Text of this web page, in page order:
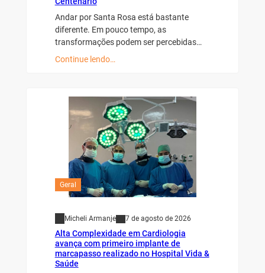
Andar por Santa Rosa está bastante
diferente. Em pouco tempo, as
transformações podem ser percebidas…
Continue lendo…
Geral
Micheli Armanje 7 de agosto de 2026
Alta Complexidade em Cardiologia
avança com primeiro implante de
marcapasso realizado no Hospital Vida &
Saúde